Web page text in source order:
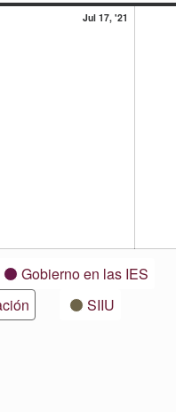
Jul 17, '21
Gobierno en las IES
SIIU